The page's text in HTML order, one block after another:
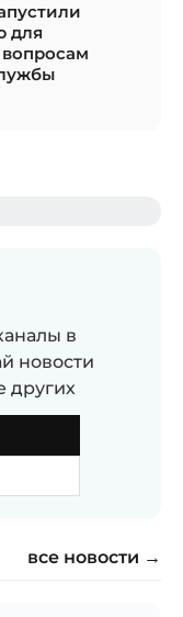
для
в
новости
других
все новости →